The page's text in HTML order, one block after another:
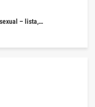
– lista,…